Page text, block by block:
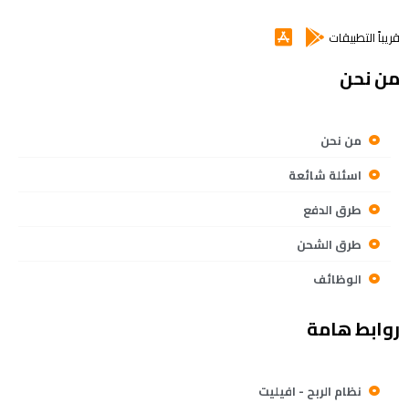
قريباً التطبيقات
من نحن
من نحن
اسئلة شائعة
طرق الدفع
طرق الشحن
الوظائف
روابط هامة
نظام الربح - افيليت